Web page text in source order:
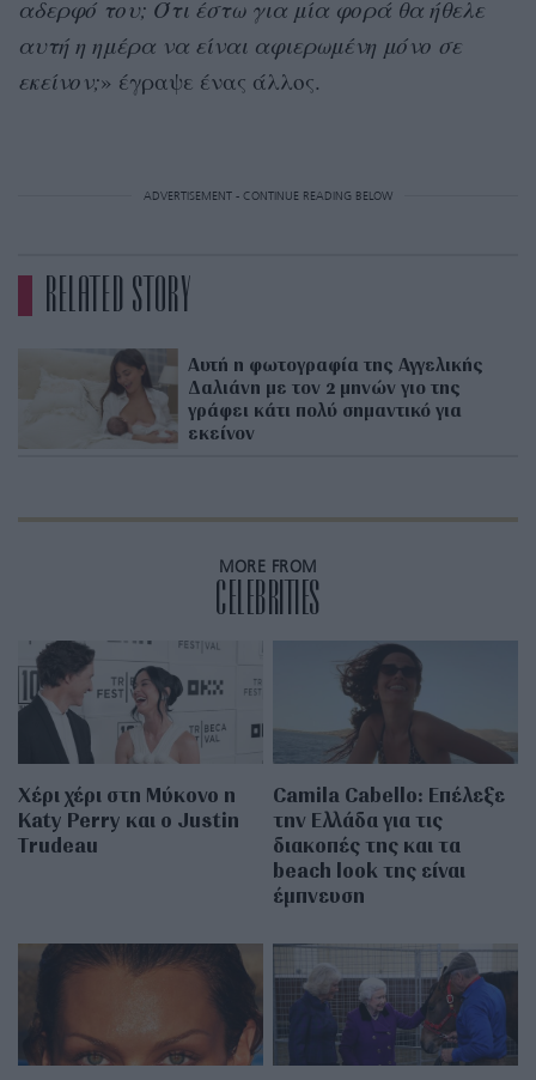
αδερφό του; Ότι έστω για μία φορά θα ήθελε
αυτή η ημέρα να είναι αφιερωμένη μόνο σε
εκείνον;» έγραψε ένας άλλος.
ADVERTISEMENT - CONTINUE READING BELOW
RELATED STORY
Αυτή η φωτογραφία της Αγγελικής
Δαλιάνη με τον 2 μηνών γιο της
γράφει κάτι πολύ σημαντικό για
εκείνον
MORE FROM
CELEBRITIES
Χέρι χέρι στη Μύκονο η
Katy Perry και ο Justin
Trudeau
Camila Cabello: Επέλεξε
την Ελλάδα για τις
διακοπές της και τα
beach look της είναι
έμπνευση